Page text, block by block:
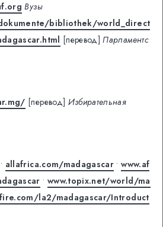
Вузы
bibliothek/world_direct
[перевод] Парламентс
[перевод] Избирательная
• allafrica.com/madagascar •www.af
• www.topix.net/world/ma
la2/madagascar/Introduct